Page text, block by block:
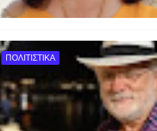
ΠΟΛΙΤΙΣΤΙΚΑ